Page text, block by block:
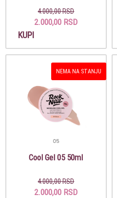
4.000,00 RSD
2.000,00 RSD
KUPI
NEMA NA STANJU
Cool Gel 05 50ml
4.000,00 RSD
2.000,00 RSD